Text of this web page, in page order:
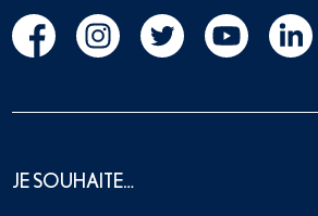
JE SOUHAITE…